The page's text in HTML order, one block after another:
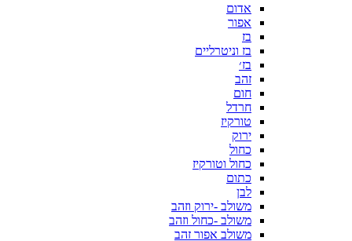
אדום
אפור
בז
בז וניטרליים
בז׳
זהב
חום
חרדל
טורקיז
ירוק
כחול
כחול וטורקיז
כתום
לבן
משולב -ירוק וזהב
משולב -כחול וזהב
משולב אפור זהב